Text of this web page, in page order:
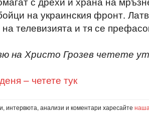
на украинския фронт.
телевизията и тя се
на Христо Грозев четете
– четете тук
интервюта, анализи и коментари харесайте